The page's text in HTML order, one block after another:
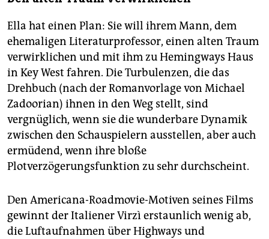
Ella hat einen Plan: Sie will ihrem Mann, dem
ehemaligen Literaturprofessor, einen alten Traum
verwirklichen und mit ihm zu Hemingways Haus
in Key West fahren. Die Turbulenzen, die das
Drehbuch (nach der Romanvorlage von Michael
Zadoorian) ihnen in den Weg stellt, sind
vergnüglich, wenn sie die wunderbare Dynamik
zwischen den Schauspielern ausstellen, aber auch
ermüdend, wenn ihre bloße
Plotverzögerungsfunktion zu sehr durchscheint.
Den Americana-Roadmovie-Motiven seines Films
gewinnt der Italiener Virzì erstaunlich wenig ab,
die Luftaufnahmen über Highways und